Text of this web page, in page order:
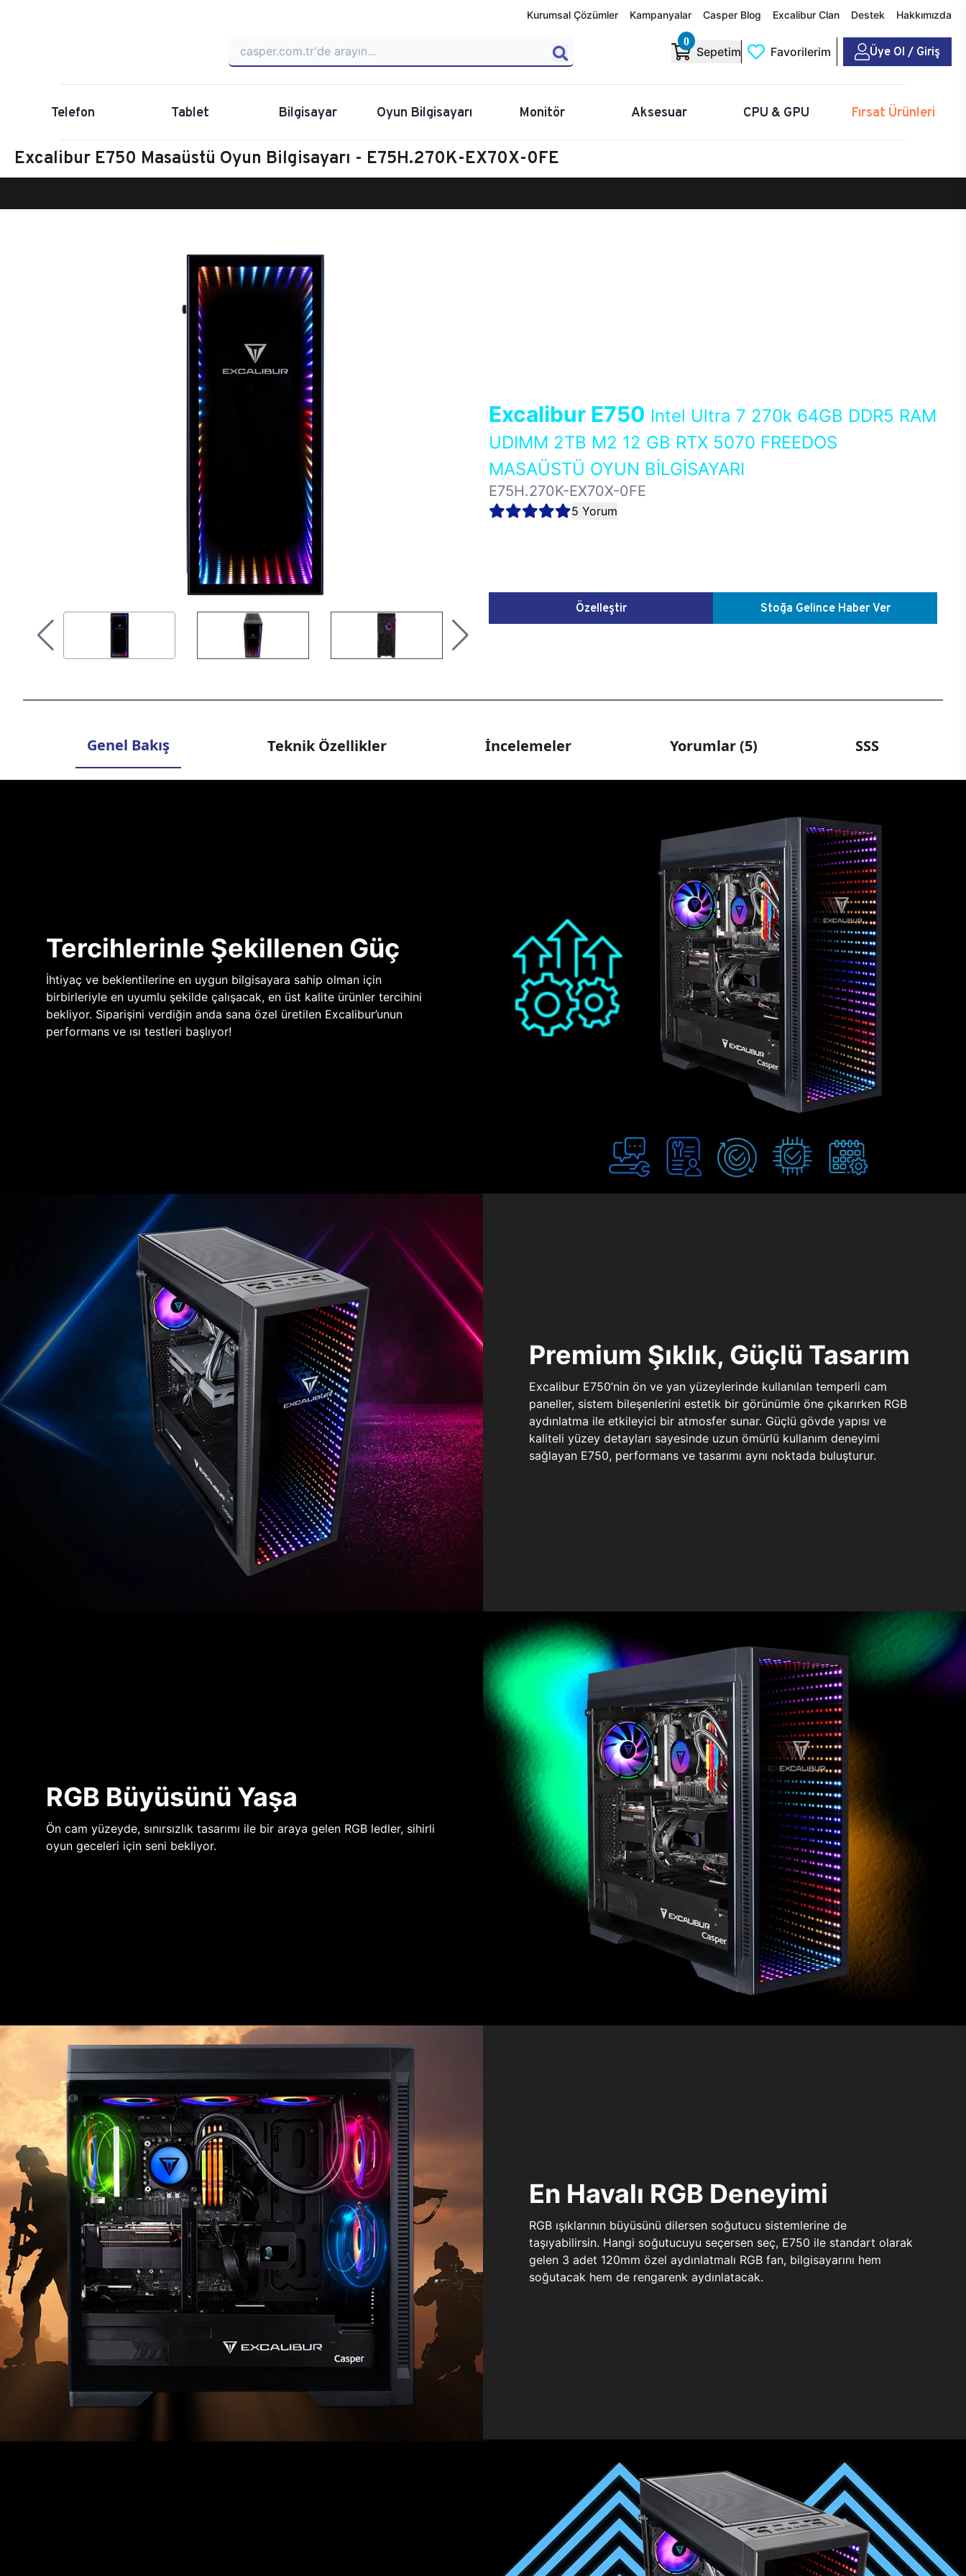
Kurumsal Çözümler Kampanyalar Casper Blog Excalibur Clan Destek Hakkımızda
0
Sepetim Favorilerim Üye Ol / Giriş
Telefon Tablet Bilgisayar Oyun Bilgisayarı Monitör Aksesuar CPU & GPU Fırsat Ürünleri
Excalibur E750 Masaüstü Oyun Bilgisayarı - E75H.270K-EX70X-0FE
Excalibur E750 Intel Ultra 7 270k 64GB DDR5 RAM
UDIMM 2TB M2 12 GB RTX 5070 FREEDOS
MASAÜSTÜ OYUN BİLGİSAYARI
E75H.270K-EX70X-0FE
5 Yorum
Özelleştir Stoğa Gelince Haber Ver
Genel Bakış Teknik Özellikler İncelemeler Yorumlar (5) SSS
Tercihlerinle Şekillenen Güç
İhtiyaç ve beklentilerine en uygun bilgisayara sahip olman için
birbirleriyle en uyumlu şekilde çalışacak, en üst kalite ürünler tercihini
bekliyor. Siparişini verdiğin anda sana özel üretilen Excalibur’unun
performans ve ısı testleri başlıyor!
Premium Şıklık, Güçlü Tasarım
Excalibur E750’nin ön ve yan yüzeylerinde kullanılan temperli cam
paneller, sistem bileşenlerini estetik bir görünümle öne çıkarırken RGB
aydınlatma ile etkileyici bir atmosfer sunar. Güçlü gövde yapısı ve
kaliteli yüzey detayları sayesinde uzun ömürlü kullanım deneyimi
sağlayan E750, performans ve tasarımı aynı noktada buluşturur.
RGB Büyüsünü Yaşa
Ön cam yüzeyde, sınırsızlık tasarımı ile bir araya gelen RGB ledler, sihirli
oyun geceleri için seni bekliyor.
En Havalı RGB Deneyimi
RGB ışıklarının büyüsünü dilersen soğutucu sistemlerine de
taşıyabilirsin. Hangi soğutucuyu seçersen seç, E750 ile standart olarak
gelen 3 adet 120mm özel aydınlatmalı RGB fan, bilgisayarını hem
soğutacak hem de rengarenk aydınlatacak.